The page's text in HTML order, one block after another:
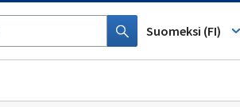
Tyhjennä
haku
Suomeksi (FI)